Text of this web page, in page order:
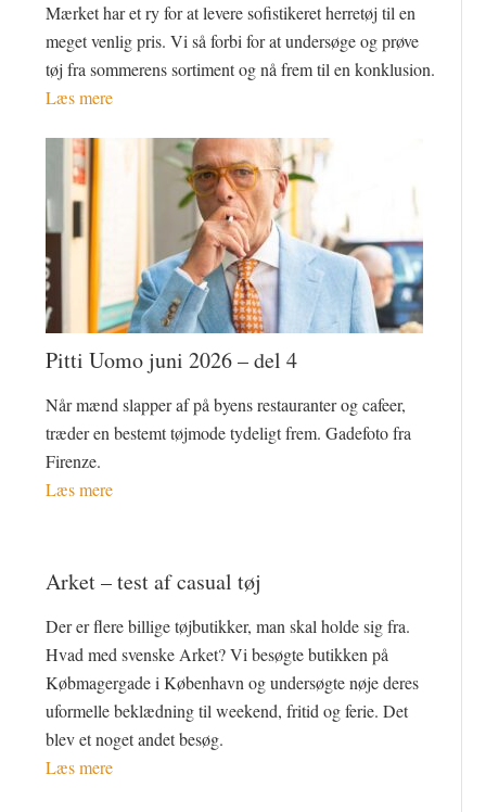
Mærket har et ry for at levere sofistikeret herretøj til en
meget venlig pris. Vi så forbi for at undersøge og prøve
tøj fra sommerens sortiment og nå frem til en konklusion.
Læs mere
Pitti Uomo juni 2026 – del 4
Når mænd slapper af på byens restauranter og cafeer,
træder en bestemt tøjmode tydeligt frem. Gadefoto fra
Firenze.
Læs mere
Arket – test af casual tøj
Der er flere billige tøjbutikker, man skal holde sig fra.
Hvad med svenske Arket? Vi besøgte butikken på
Købmagergade i København og undersøgte nøje deres
uformelle beklædning til weekend, fritid og ferie. Det
blev et noget andet besøg.
Læs mere